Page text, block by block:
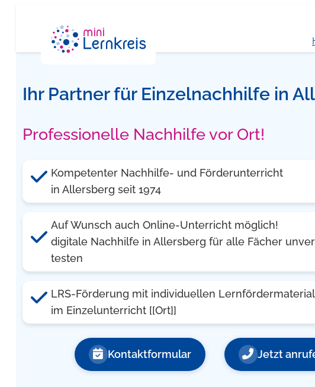
springen
Ihr Partner für Einzelnachhilfe in
Professionelle Nachhilfe vor Ort!
Kompetenter Nachhilfe- und Förderunterricht
in Allersberg seit 1974
Auf Wunsch auch Online-Unterricht möglich!
digitale Nachhilfe in Allersberg für alle Fächer
testen
LRS-Förderung mit individuellen Lernfördermaterial
im Einzelunterricht [[Ort]]
Kontaktformular Jetzt